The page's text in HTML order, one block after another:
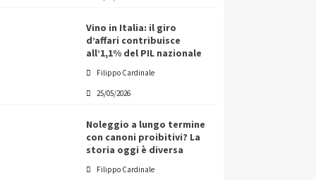
Vino in Italia: il giro
d’affari contribuisce
all’1,1% del PIL nazionale
Filippo Cardinale
25/05/2026
Noleggio a lungo termine
con canoni proibitivi? La
storia oggi è diversa
Filippo Cardinale